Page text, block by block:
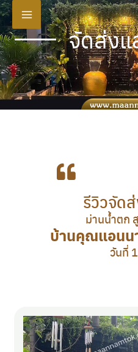
Skip
to
content
จัดส่งแ
รีวิวจัด
ม่านน้ำตก
บ้านคุณแอนน
วันที่